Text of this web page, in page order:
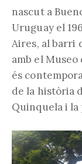
nascut a
Uruguay el
Aires, al barri
amb el
és
de la història
Quinquela i la